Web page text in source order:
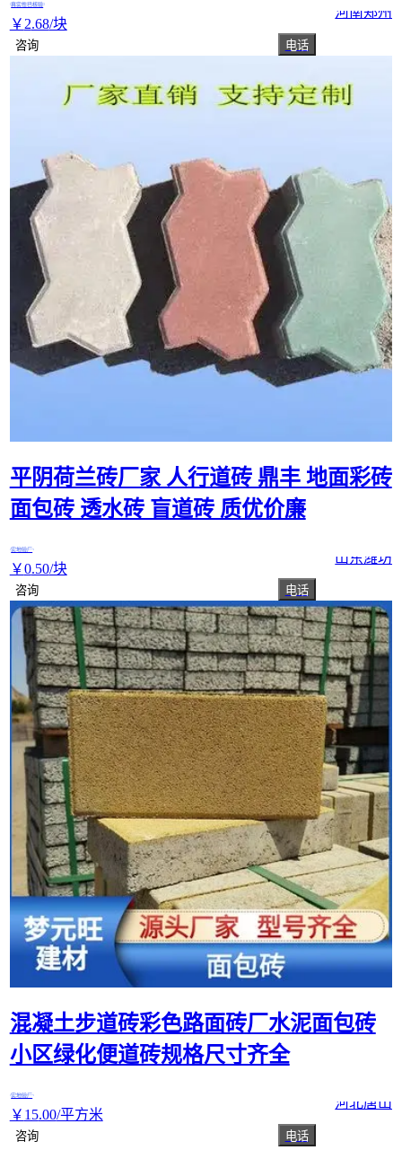
真实性已核验
￥ 2.68/块
河南郑州
咨询 电话
平阴荷兰砖厂家 人行道砖 鼎丰 地面彩砖
面包砖 透水砖 盲道砖 质优价廉
实地验厂
￥0.50/块
山东潍坊
咨询 电话
混凝土步道砖彩色路面砖厂水泥面包砖
小区绿化便道砖规格尺寸齐全
实地验厂
￥ 15.00/平方米
河北唐山
咨询 电话